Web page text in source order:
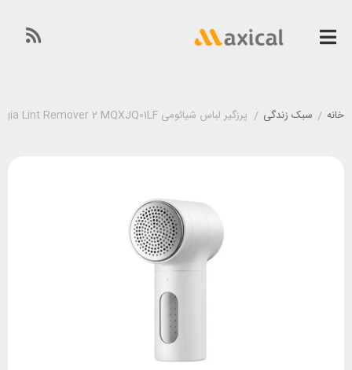
خانه / سبک زندگی / پرزگیر لباس شیائومی Xiaomi Mijia Lint Remover 2 MQXJQ01LF